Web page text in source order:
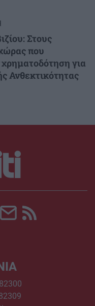
Στους
που
για
Ανθεκτικότητας